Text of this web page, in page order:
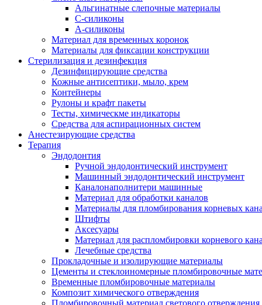
Альгинатные слепочные материалы
С-силиконы
А-силиконы
Материал для временных коронок
Материалы для фиксации конструкции
Стерилизация и дезинфекция
Дезинфицирующие средства
Кожные антисептики, мыло, крем
Контейнеры
Рулоны и крафт пакеты
Тесты, химическме индикаторы
Средства для аспирационных систем
Анестезирующие средства
Терапия
Эндодонтия
Ручной эндодонтический инструмент
Машинный эндодонтический инструмент
Каналонаполнитери машинные
Материал для обработки каналов
Материалы для пломбирования корневых
Штифты
Аксесуары
Материал для распломбировки корневого
Лечебные средства
Прокладочные и изолирующие материалы
Цементы и стеклоиномерные пломбировочные
Временные пломбировочные материалы
Композит химического отверждения
Пломбировочный материал светового отверждения